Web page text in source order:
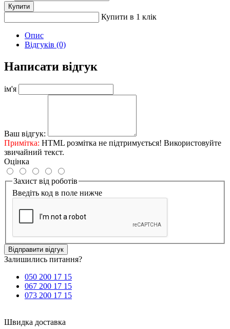
Купити
Купити в 1 клік
Опис
Відгуків (0)
Написати відгук
ім'я
Ваш відгук:
Примітка: HTML розмітка не підтримується! Використовуйте
звичайний текст.
Оцінка
Захист від роботів
Введіть код в поле нижче
Відправити відгук
Залишились питання?
050 200 17 15
067 200 17 15
073 200 17 15
Швидка доставка